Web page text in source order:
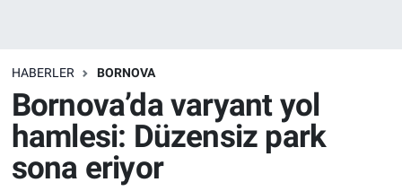
HABERLER BORNOVA
Bornova’da varyant yol
hamlesi: Düzensiz park
sona eriyor